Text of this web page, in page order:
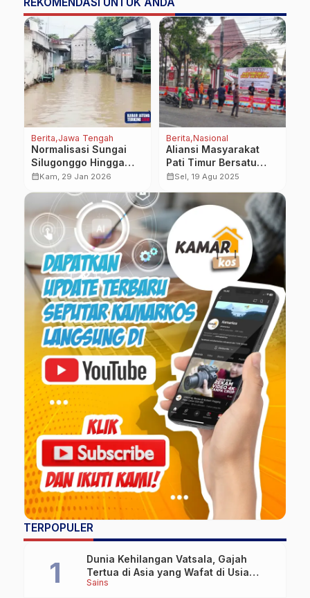
Berita Jawa Tengah
Normalisasi Sungai
Silugonggo Hingga
Penghijauan
untuk Mitigasi Banjir
calendar_monthKam, 29 Jan 2026
Berita Nasional
Aliansi Masyarakat
Pati Timur Bersatu
Gelar Demo Besar-
Pemakzulan Bupati
Sudewo
calendar_monthSel, 19 Agu 2025
TERPOPULER
Sains
Dunia Kehilangan Vatsala, Gajah
Tertua di Asia yang Wafat di Usia
Lebih dari 100 Tahun